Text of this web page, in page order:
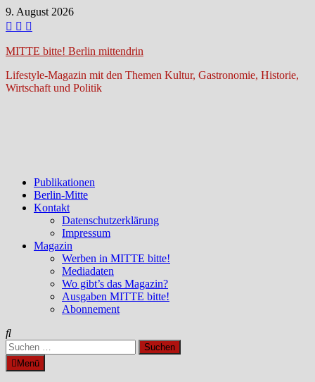
Zum
Inhalt
9. August 2026
MITTE bitte! Berlin mittendrin
Lifestyle-Magazin mit den Themen Kultur, Gastronomie, Historie,
Wirtschaft und Politik
Publikationen
Berlin-Mitte
Kontakt
Datenschutzerklärung
Impressum
Magazin
Werben in MITTE bitte!
Mediadaten
Wo gibt’s das Magazin?
Ausgaben MITTE bitte!
Abonnement
Suchen
nach:Menü